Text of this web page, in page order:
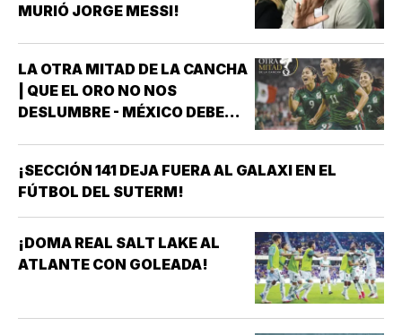
MURIÓ JORGE MESSI!
LA OTRA MITAD DE LA CANCHA
| QUE EL ORO NO NOS
DESLUMBRE - MÉXICO DEBE
BRASIL 2027 *MÉXICO GANÓ
EL ORO EN LOS JUEGOS
CENTROAMERICANOS Y DEL
CARIBE *HAY QUE CELEBRARLO
*HAY QUE RECONOCER A LAS
¡SECCIÓN 141 DEJA FUERA AL GALAXI EN EL
FÚTBOL DEL SUTERM!
¡DOMA REAL SALT LAKE AL
ATLANTE CON GOLEADA!